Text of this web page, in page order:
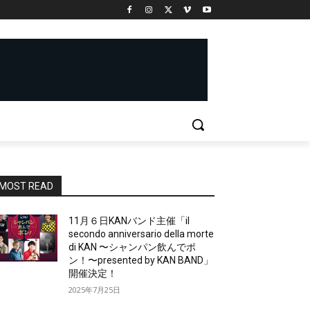
READ
11月６日KANバンド主催「il
secondo anniversario della morte
di KAN 〜シャンパン飲んでポ
ン！〜presented by KAN BAND」
開催決定！
2025年7月25日